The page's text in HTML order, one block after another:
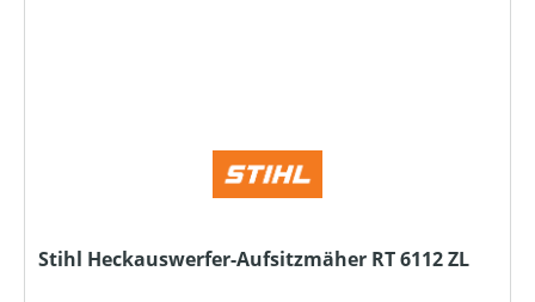
Stihl Heckauswerfer-Aufsitzmäher RT 6112 ZL